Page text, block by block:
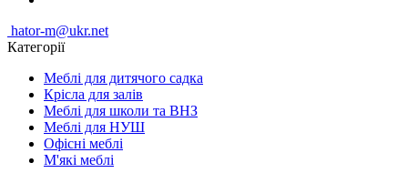
hator-m@ukr.net
Категорії
Меблі для дитячого садка
Крісла для залів
Меблі для школи та ВНЗ
Меблі для НУШ
Офісні меблі
М'які меблі